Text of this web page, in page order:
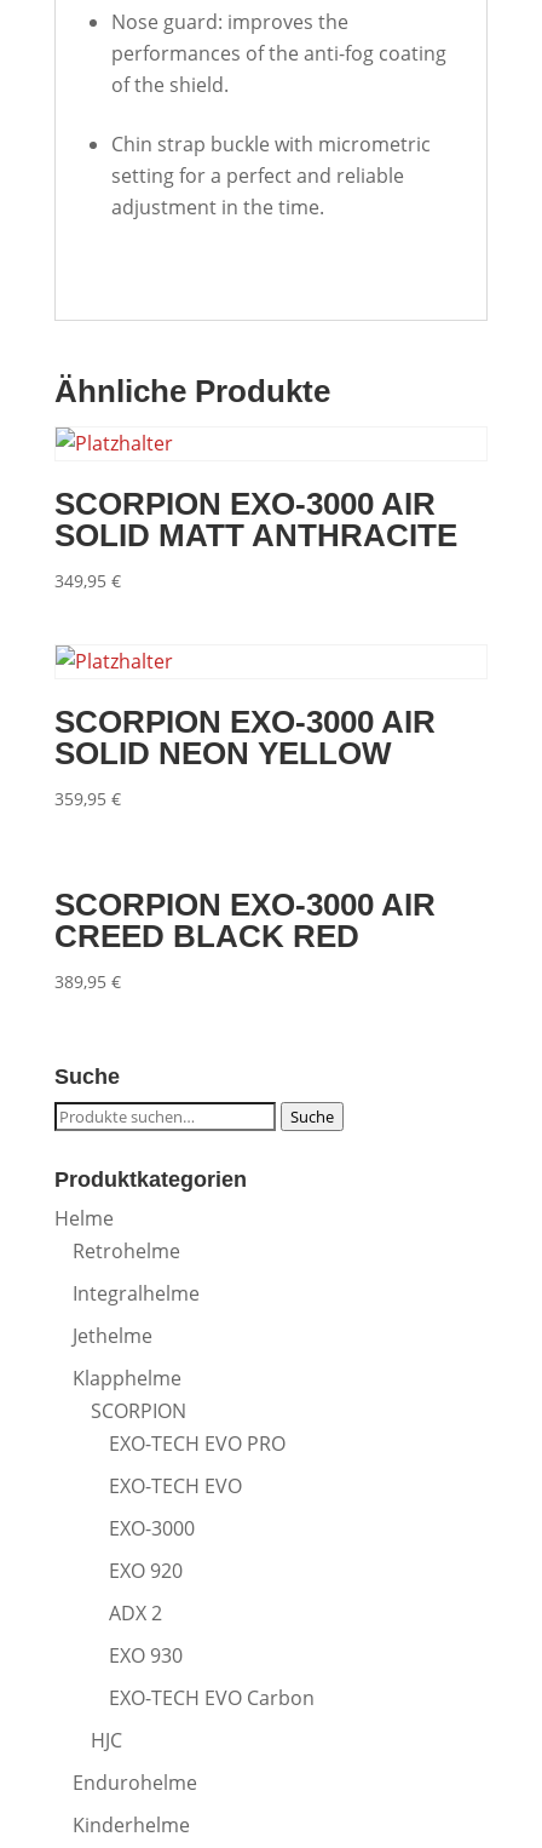
Nose guard: improves the
performances of the anti-fog coating
of the shield.
Chin strap buckle with micrometric
setting for a perfect and reliable
adjustment in the time.
Ähnliche Produkte
SCORPION EXO-3000 AIR
SOLID MATT ANTHRACITE
349,95 €
SCORPION EXO-3000 AIR
SOLID NEON YELLOW
359,95 €
SCORPION EXO-3000 AIR
CREED BLACK RED
389,95 €
Suche
Suche
Suche
Produktkategorien
Helme
Retrohelme
Integralhelme
Jethelme
Klapphelme
SCORPION
EXO-TECH EVO PRO
EXO-TECH EVO
EXO-3000
EXO 920
ADX 2
EXO 930
EXO-TECH EVO Carbon
HJC
Endurohelme
Kinderhelme